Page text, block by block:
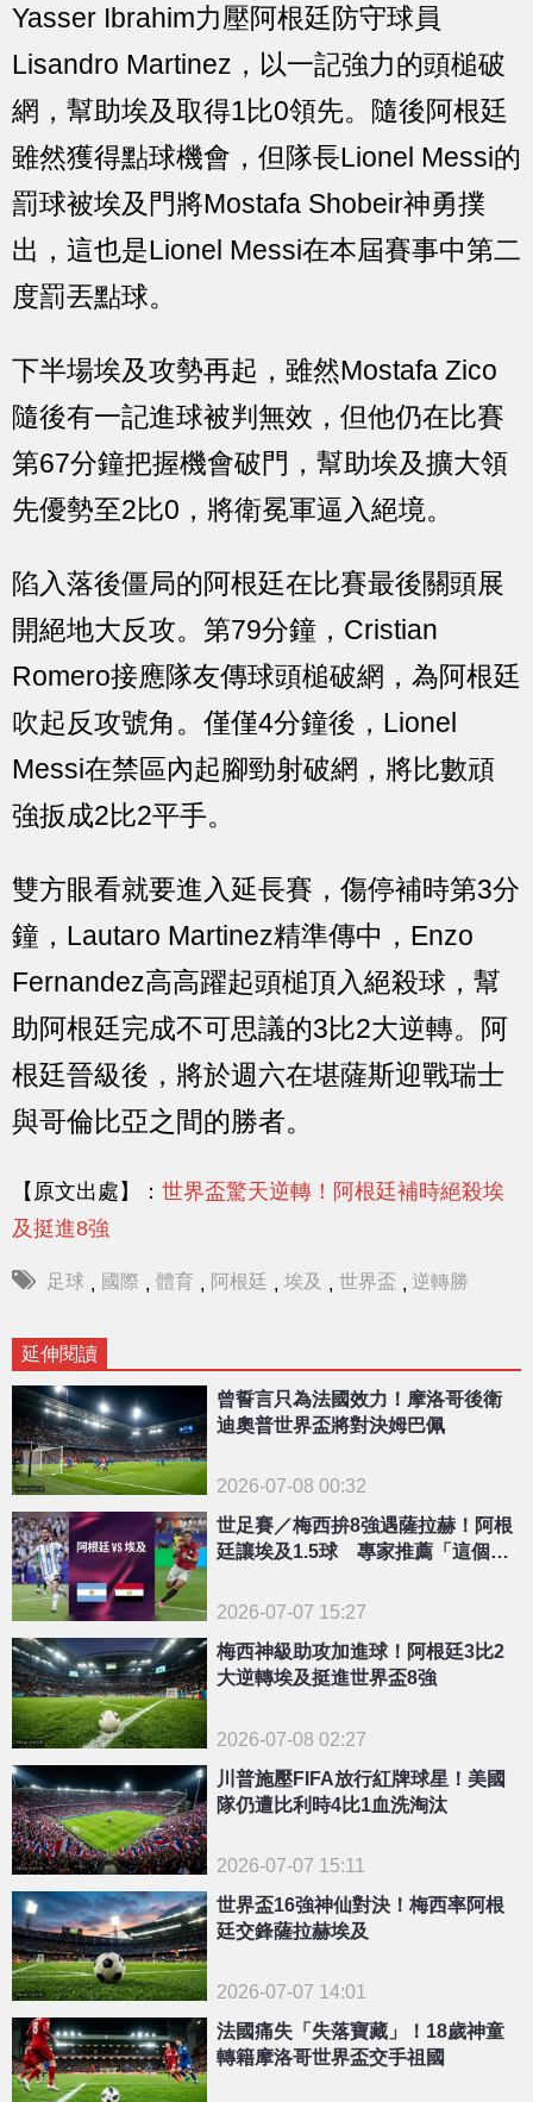
Yasser Ibrahim力壓阿根廷防守球員
Lisandro Martinez，以一記強力的頭槌破
網，幫助埃及取得1比0領先。隨後阿根廷
雖然獲得點球機會，但隊長Lionel Messi的
罰球被埃及門將Mostafa Shobeir神勇撲
出，這也是Lionel Messi在本屆賽事中第二
度罰丟點球。
下半場埃及攻勢再起，雖然Mostafa Zico
隨後有一記進球被判無效，但他仍在比賽
第67分鐘把握機會破門，幫助埃及擴大領
先優勢至2比0，將衛冕軍逼入絕境。
陷入落後僵局的阿根廷在比賽最後關頭展
開絕地大反攻。第79分鐘，Cristian
Romero接應隊友傳球頭槌破網，為阿根廷
吹起反攻號角。僅僅4分鐘後，Lionel
Messi在禁區內起腳勁射破網，將比數頑
強扳成2比2平手。
雙方眼看就要進入延長賽，傷停補時第3分
鐘，Lautaro Martinez精準傳中，Enzo
Fernandez高高躍起頭槌頂入絕殺球，幫
助阿根廷完成不可思議的3比2大逆轉。阿
根廷晉級後，將於週六在堪薩斯迎戰瑞士
與哥倫比亞之間的勝者。
【原文出處】： 世界盃驚天逆轉！阿根廷補時絕殺埃
及挺進8強
足球 , 國際 , 體育 , 阿根廷 , 埃及 , 世界盃 , 逆轉勝
延伸閱讀
曾誓言只為法國效力！摩洛哥後衛
迪奧普世界盃將對決姆巴佩
2026-07-08 00:32
世足賽／梅西拚8強遇薩拉赫！阿根
廷讓埃及1.5球 專家推薦「這個玩
2026-07-07 15:27
梅西神級助攻加進球！阿根廷3比2
大逆轉埃及挺進世界盃8強
2026-07-08 02:27
川普施壓FIFA放行紅牌球星！美國
隊仍遭比利時4比1血洗淘汰
2026-07-07 15:11
世界盃16強神仙對決！梅西率阿根
廷交鋒薩拉赫埃及
2026-07-07 14:01
法國痛失「失落寶藏」！18歲神童
轉籍摩洛哥世界盃交手祖國